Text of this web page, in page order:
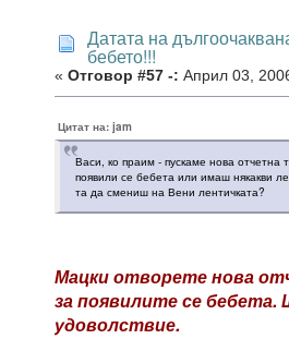
Датата на
бебето!!!
« Отговор #57 -: Април 03,
Цитат на: jam
Васи, ко праим - пускаме нова отчетна
появили се бебета или имаш някакви
та да смениш на Вени лентичката?
Мацки отворете нова
за появилите се бебета.
удоволствие.